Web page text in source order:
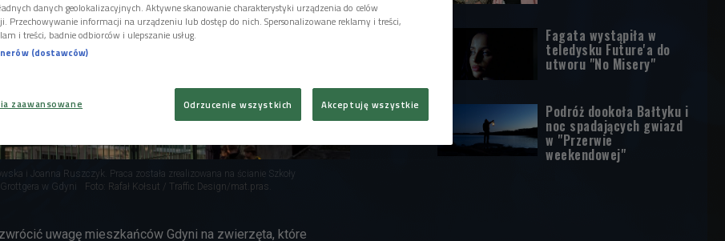
i Joanna Ruszczyk. Praca została zrealizowana na ścianie Szkoły
w Gdyni
Foto: Rafał Kołsut / Traffic Design/mat.pras.
uwagę mieszkańców Gdyni na zwierzęta, które
Fagata wystąpiła w
teledysku Future'a do
utworu "No Misery"
Podróż dookoła Bałtyku i
noc spadających gwiazd
w "Przerwie
weekendowej"
danych geolokalizacyjnych. Aktywne skanowanie charakterystyki urządzenia do celów
Przechowywanie informacji na urządzeniu lub dostęp do nich. Spersonalizowane reklamy i treści,
i treści, badnie odbiorców i ulepszanie usług.
(dostawców)
zaawansowane Odrzucenie wszystkich Akceptuję wszystkie